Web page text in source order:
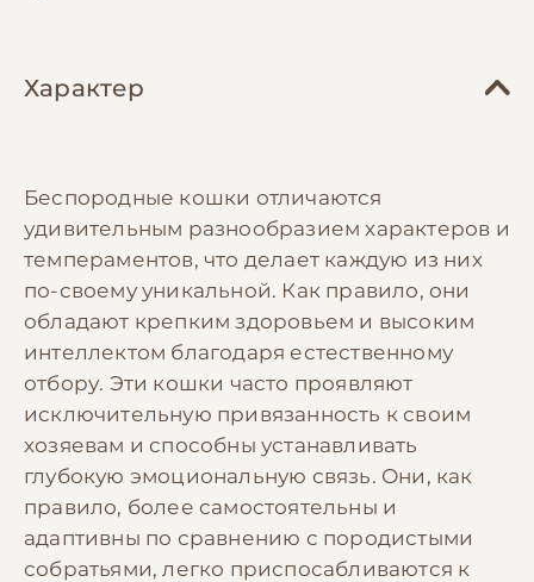
Характер
Беспородные кошки отличаются
удивительным разнообразием характеров и
темпераментов, что делает каждую из них
по-своему уникальной. Как правило, они
обладают крепким здоровьем и высоким
интеллектом благодаря естественному
отбору. Эти кошки часто проявляют
исключительную привязанность к своим
хозяевам и способны устанавливать
глубокую эмоциональную связь. Они, как
правило, более самостоятельны и
адаптивны по сравнению с породистыми
собратьями, легко приспосабливаются к